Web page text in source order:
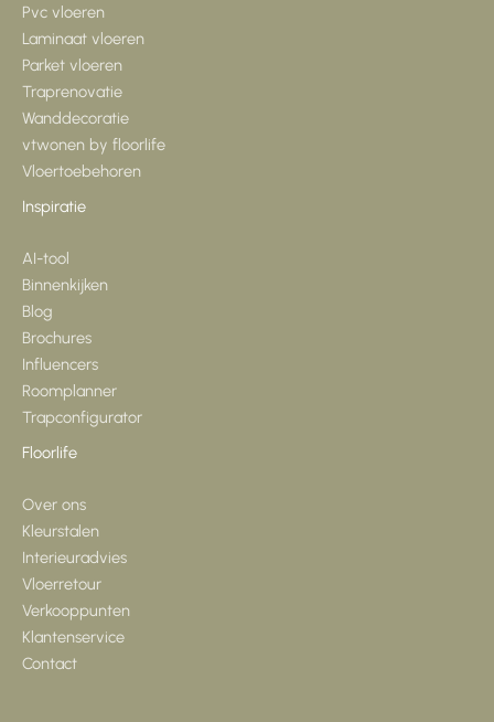
Pvc vloeren
Laminaat vloeren
Parket vloeren
Traprenovatie
Wanddecoratie
vtwonen by floorlife
Vloertoebehoren
Inspiratie
AI-tool
Binnenkijken
Blog
Brochures
Influencers
Roomplanner
Trapconfigurator
Floorlife
Over ons
Kleurstalen
Interieuradvies
Vloerretour
Verkooppunten
Klantenservice
Contact